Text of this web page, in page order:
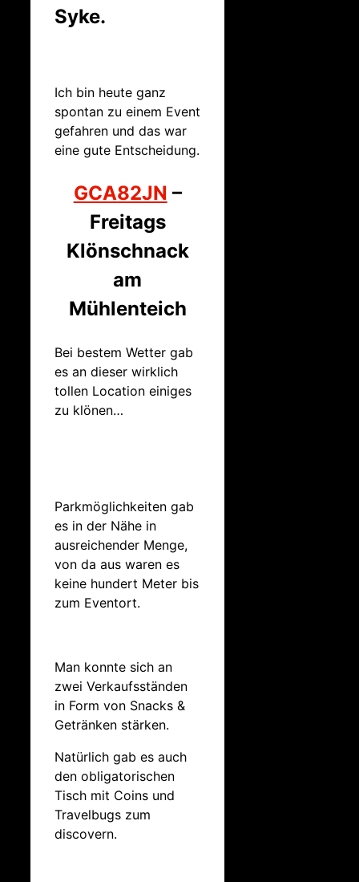
Syke.
Ich bin heute ganz
spontan zu einem Event
gefahren und das war
eine gute Entscheidung.
GCA82JN –
Freitags
Klönschnack
am
Mühlenteich
Bei bestem Wetter gab
es an dieser wirklich
tollen Location einiges
zu klönen…
Parkmöglichkeiten gab
es in der Nähe in
ausreichender Menge,
von da aus waren es
keine hundert Meter bis
zum Eventort.
Man konnte sich an
zwei Verkaufsständen
in Form von Snacks &
Getränken stärken.
Natürlich gab es auch
den obligatorischen
Tisch mit Coins und
Travelbugs zum
discovern.